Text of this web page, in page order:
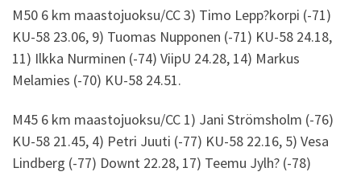
M50 6 km maastojuoksu/CC 3) Timo Lepp?korpi (-71)
KU-58 23.06, 9) Tuomas Nupponen (-71) KU-58 24.18,
11) Ilkka Nurminen (-74) ViipU 24.28, 14) Markus
Melamies (-70) KU-58 24.51.
M45 6 km maastojuoksu/CC 1) Jani Strömsholm (-76)
KU-58 21.45, 4) Petri Juuti (-77) KU-58 22.16, 5) Vesa
Lindberg (-77) Downt 22.28, 17) Teemu Jylh? (-78)